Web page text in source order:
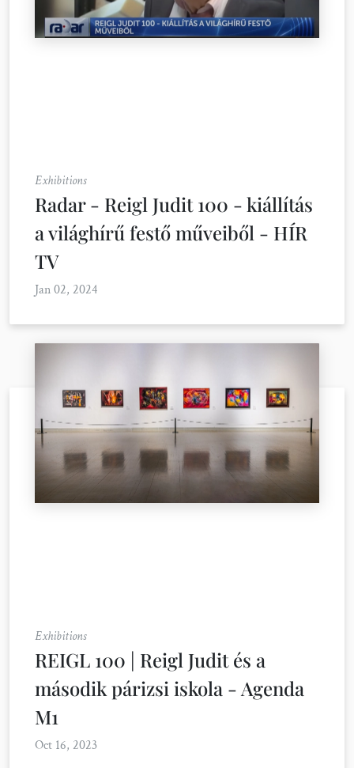
Exhibitions
Radar - Reigl Judit 100 - kiállítás
a világhírű festő műveiből - HÍR
TV
Jan 02, 2024
Exhibitions
REIGL 100 | Reigl Judit és a
második párizsi iskola - Agenda
M1
Oct 16, 2023